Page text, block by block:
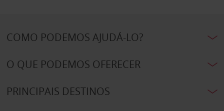
COMO PODEMOS AJUDÁ-LO?
O QUE PODEMOS OFERECER
PRINCIPAIS DESTINOS